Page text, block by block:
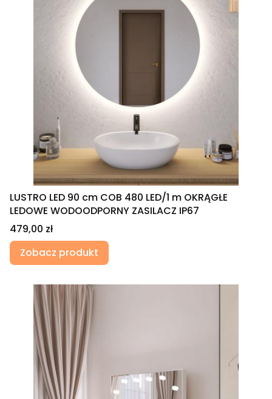
LUSTRO LED 90 cm COB 480 LED/1 m OKRĄGŁE
LEDOWE WODOODPORNY ZASILACZ IP67
Cena
479,00 zł
Zobacz produkt